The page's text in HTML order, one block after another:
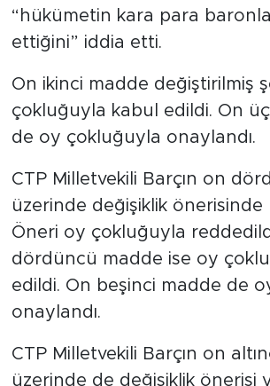
“hükümetin kara para
ettiğini” iddia etti.
On ikinci madde değiştirilmiş
çokluğuyla kabul edildi. On
de oy çokluğuyla onaylandı.
CTP Milletvekili Barçın on
üzerinde değişiklik önerisinde
Öneri oy çokluğuyla
dördüncü madde ise oy
edildi. On beşinci madde de
onaylandı.
CTP Milletvekili Barçın on
üzerinde de değişiklik önerisi